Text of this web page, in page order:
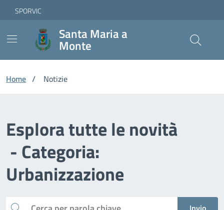
Skip to Main Content
Vai ai contenuti
Vai al footer
SPORVIC
Santa Maria a
Monte
Home / Notizie
Esplora tutte le novità
- Categoria:
Urbanizzazione
Cerca